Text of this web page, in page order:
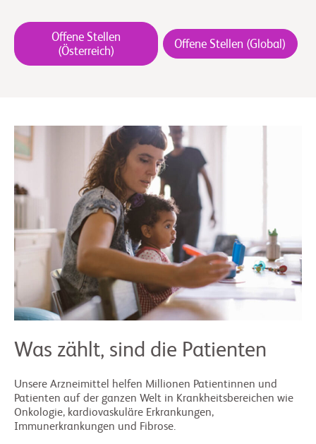
Offene Stellen
(Österreich)
Offene Stellen (Global)
Was zählt, sind die Patienten
Unsere Arzneimittel helfen Millionen Patientinnen und
Patienten auf der ganzen Welt in Krankheitsbereichen wie
Onkologie, kardiovaskuläre Erkrankungen,
Immunerkrankungen und Fibrose.